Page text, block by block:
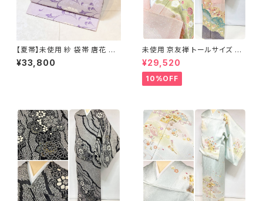
【夏帯】未使用 紗 袋帯 唐花 正
絹 紫 白 淡藤色 729
¥33,800
未使用 京友禅 トールサイズ 染
め分け 金彩 訪問着 袷 正絹 ピ
ンク 黄緑 紫 黄色 1438
¥29,520
10%OFF